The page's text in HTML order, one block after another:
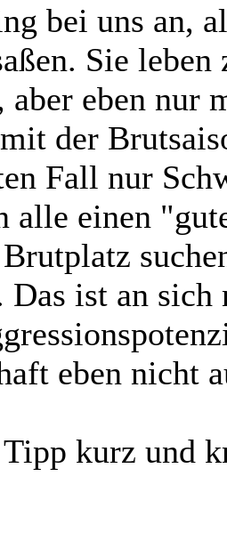
bei uns an,
Sie
aber eben nur
der
Fall nur
alle einen
ist an sich
eben nicht
kurz und